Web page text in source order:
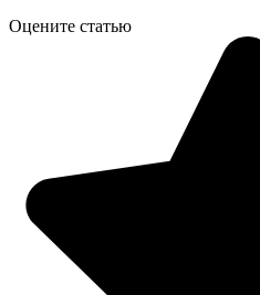
Оцените статью